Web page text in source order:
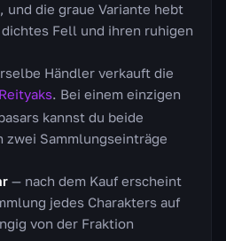
und die graue Variante hebt
Fell und ihren ruhigen
Händler verkauft die
. Bei einem einzigen
kannst du beide
zwei Sammlungseinträge
— nach dem Kauf erscheint
jedes Charakters auf
von der Fraktion